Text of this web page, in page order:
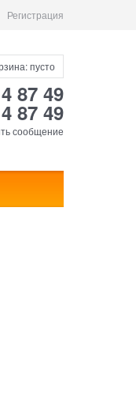
Регистрация
пусто
87 49
87 49
сообщение